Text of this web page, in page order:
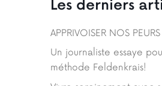
Les derniers
APPRIVOISER NOS PEURS
Un journaliste essaye
méthode Feldenkrais!